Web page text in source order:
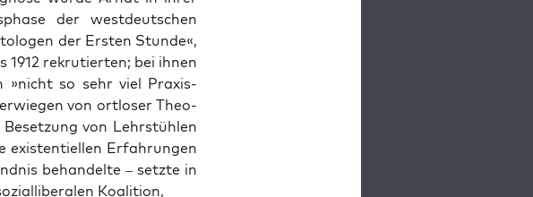
der west­deutschen
der Ersten Stunde«,
1912 rekru­tierten; bei ihnen
»nicht so sehr viel Prax­is­
von ort­los­er The­o­
von Lehrstühlen
exis­ten­tiellen Erfahrun­gen
behan­delte – set­zte in
Koali­tion,